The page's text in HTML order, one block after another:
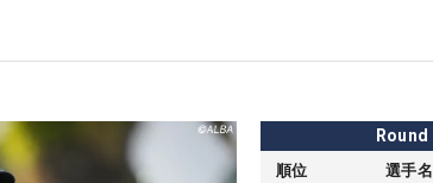
Round
順位 選手名